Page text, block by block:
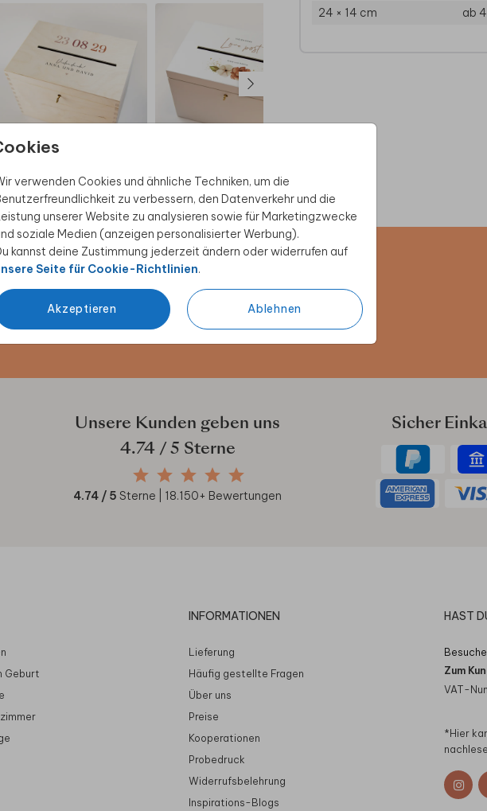
verwenden Cookies und ähnliche Techniken, um die
zu verbessern, den Datenverkehr und die
unserer Website zu analysieren sowie für Marketingzwecke
soziale Medien (anzeigen personalisierter Werbung).
kannst deine Zustimmung jederzeit ändern oder widerrufen auf
Seite für Cookie-Richtlinien.
Akzeptieren Ablehnen
KARTENBOX HOCHZEIT
24 × 14 cm
ab
Rabatt sichern
Angebote, kreative
Als Dankeschön
Unsere Kunden geben uns
4.74/ 5 Sterne
4.74 / 5 Sterne | 18.150+ Bewertungen
Sicher
Geburt
INFORMATIONEN
Lieferung
Häufig gestellte Fragen
Über uns
Preise
Kooperationen
Probedruck
Widerrufsbelehrung
Inspirations-Blogs
HAST
Zum
VAT-
*Hier